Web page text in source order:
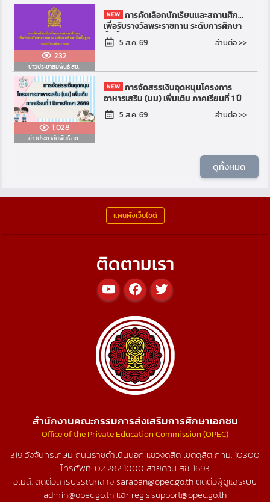
232
ข่าวประชาสัมพันธ์ สช.
การคัดเลือกนักเรียนและสถานศึกษา
เพื่อรับรางวัลพระราชทาน ระดับการศึกษา
ขั้นพื้นฐาน ประจำปีการศึกษา 2569
5 ส.ค. 69 อ่านต่อ >>
1,028
ข่าวประชาสัมพันธ์ สช.
การจัดสรรเงินอุดหนุนโครงการ
อาหารเสริม (นม) เพิ่มเติม ภาคเรียนที่ 1 ปี
การศึกษา 2569
5 ส.ค. 69 อ่านต่อ >>
ดูทั้งหมด
แผนผังเว็บไซต์
ติดตามเรา
สำนักงานคณะกรรมการส่งเสริมการศึกษาเอกชน
Office of the Private Education Commission (OPEC)
319 วังจันทรเกษม ถนนราชดำเนินนอก แขวงดุสิต เขตดุสิต กทม. 10300
โทรศัพท์:02 282 1000 สายด่วน สช.1693
อีเมล์: ติดต่อสารบรรณกลาง saraban@opec.go.th ติดต่อผู้ดูแลระบบ
admin@opec.go.th และ regis.support@opec.go.th